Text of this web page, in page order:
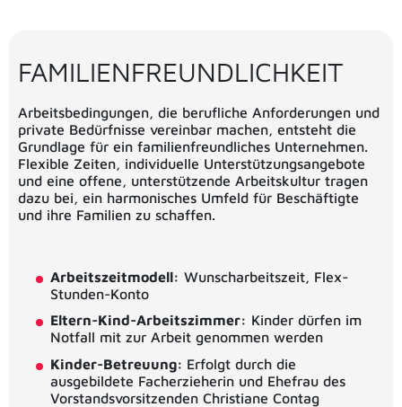
FAMILIENFREUNDLICHKEIT
Arbeitsbedingungen, die berufliche Anforderungen und
private Bedürfnisse vereinbar machen, entsteht die
Grundlage für ein familienfreundliches Unternehmen.
Flexible Zeiten, individuelle Unterstützungsangebote
und eine offene, unterstützende Arbeitskultur tragen
dazu bei, ein harmonisches Umfeld für Beschäftigte
und ihre Familien zu schaffen.
Arbeitszeitmodell: Wunscharbeitszeit, Flex-
Stunden-Konto
Eltern-Kind-Arbeitszimmer: Kinder dürfen im
Notfall mit zur Arbeit genommen werden
Kinder-Betreuung: Erfolgt durch die
ausgebildete Facherzieherin und Ehefrau des
Vorstandsvorsitzenden Christiane Contag